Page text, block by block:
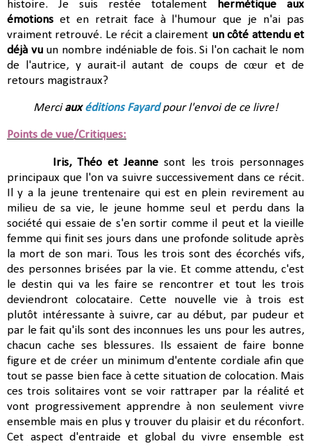
histoire. Je suis restée totalement hermétique aux
émotions et en retrait face à l'humour que je n'ai pas
vraiment retrouvé. Le récit a clairement un côté attendu et
déjà vuun nombre indéniable de fois. Si l'on cachait le nom
de l'autrice, y aurait-il autant de coups de cœur et de
retours magistraux?
Merciauxéditions Fayardpour l'envoi de ce livre!
Points de vue/Critiques:
Iris, Théo et Jeanne sont les trois personnages
principaux que l'on va suivre successivement dans ce récit.
Il y a la jeune trentenaire qui est en plein revirement au
milieu de sa vie, le jeune homme seul et perdu dans la
société qui essaie de s'en sortir comme il peut et la vieille
femme qui finit ses jours dans une profonde solitude après
la mort de son mari. Tous les trois sont des écorchés vifs,
des personnes brisées par la vie. Et comme attendu, c'est
le destin qui va les faire se rencontrer et tout les trois
deviendront colocataire. Cette nouvelle vie à trois est
plutôt intéressante à suivre, car au début, par pudeur et
par le fait qu'ils sont des inconnues les uns pour les autres,
chacun cache ses blessures. Ils essaient de faire bonne
figure et de créer un minimum d'entente cordiale afin que
tout se passe bien face à cette situation de colocation. Mais
ces trois solitaires vont se voir rattraper par la réalité et
vont progressivement apprendre à non seulement vivre
ensemble mais en plus y trouver du plaisir et du réconfort.
Cet aspect d'entraide et global du vivre ensemble est